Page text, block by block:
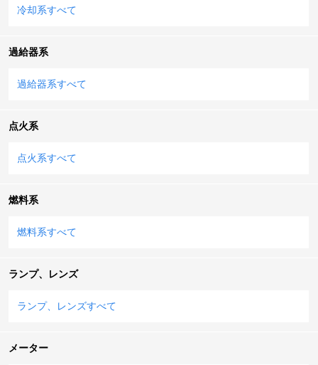
冷却系すべて
過給器系
過給器系すべて
点火系
点火系すべて
燃料系
燃料系すべて
ランプ、レンズ
ランプ、レンズすべて
メーター